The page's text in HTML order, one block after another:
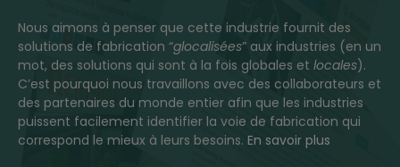
Nous aimons à penser que cette industrie fournit des
solutions de fabrication “glocalisées” aux industries (en un
mot, des solutions qui sont à la fois globales et locales).
C’est pourquoi nous travaillons avec des collaborateurs et
des partenaires du monde entier afin que les industries
puissent facilement identifier la voie de fabrication qui
correspond le mieux à leurs besoins. En savoir plus